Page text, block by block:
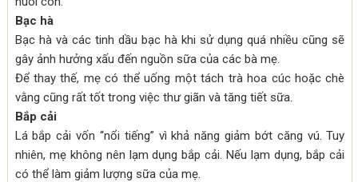
Bạc hà
Bạc hà và các tinh dầu bạc hà khi sử dụng quá nhiều cũng sẽ
gây ảnh hưởng xấu đến nguồn sữa của các bà mẹ.
Để thay thế, mẹ có thể uống một tách trà hoa cúc hoặc chè
vằng cũng rất tốt trong việc thư giãn và tăng tiết sữa.
Bắp cải
Lá bắp cải vốn “nổi tiếng” vì khả năng giảm bớt căng vú. Tuy
nhiên, mẹ không nên lạm dụng bắp cải. Nếu lạm dụng, bắp cải
có thể làm giảm lượng sữa của mẹ.